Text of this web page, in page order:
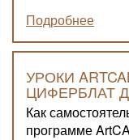
Подробнее
УРОКИ
ЦИФЕРБЛАТ
Как
программе